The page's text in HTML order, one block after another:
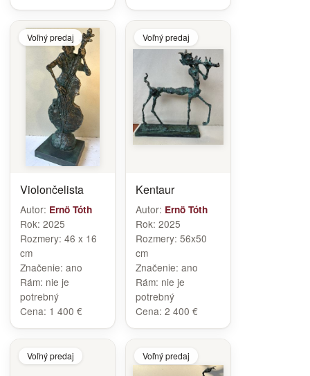
Voľný predaj
Violončelista
Autor: Ernö Tóth
Rok: 2025
Rozmery: 46 x 16
cm
Značenie: ano
Rám: nie je
potrebný
Cena: 1 400 €
Voľný predaj
Kentaur
Autor: Ernö Tóth
Rok: 2025
Rozmery: 56x50
cm
Značenie: ano
Rám: nie je
potrebný
Cena: 2 400 €
Voľný predaj Voľný predaj